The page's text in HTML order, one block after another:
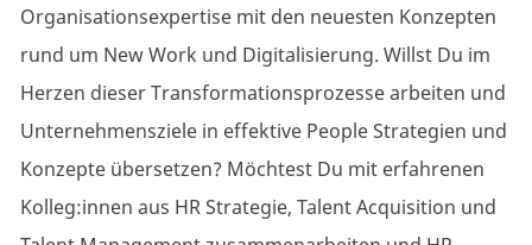
Organisationsexpertisemit den neuesten Konzepten
rund um New Work und Digitalisierung. Willst Du im
Herzen dieserTransformationsprozessearbeiten und
Unternehmensziele in effektive People Strategien und
Konzepte übersetzen? MöchtestDu mit erfahrenen
Kolleg:innen aus HR Strategie, Talent Acquisition und